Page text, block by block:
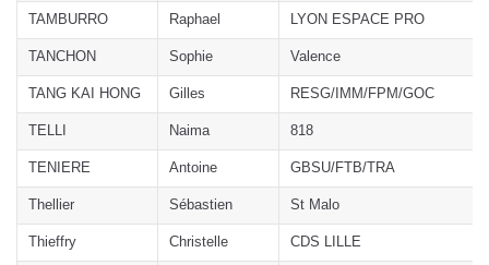
TAMBURRO Raphael LYON ESPACE PRO
TANCHON Sophie Valence
TANG KAI HONG Gilles RESG/IMM/FPM/GOC
TELLI Naima 818
TENIERE Antoine GBSU/FTB/TRA
Thellier Sébastien St Malo
Thieffry Christelle CDS LILLE